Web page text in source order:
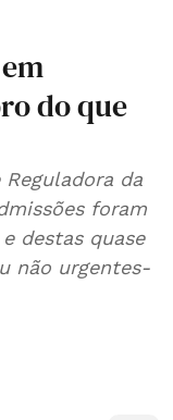
do que
da
foram
destas quase
não urgentes-